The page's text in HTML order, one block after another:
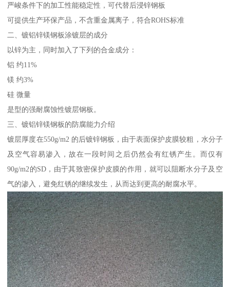
严峻条件下的加工性能稳定性，可代替后浸锌钢板
可提供生产环保产品，不含重金属离子，符合ROHS标准
二、镀铝锌镁钢板涂镀层的成分
以锌为主，同时加入了下列的合金成分：
铝 约11%
镁 约3%
硅 微量
是型的强耐腐蚀性镀层钢板。
三、镀铝锌镁钢板的防腐能力介绍
镀层厚度在550g/m2 的后镀锌钢板，由于表面保护皮膜较粗，水分子
及空气容易渗入，故在一段时间之后仍然会有红锈产生。而仅有
90g/m2的SD，由于其致密保护皮膜的作用，就可以阻断水分子及空
气的渗入，避免红锈的继续发生，从而达到更高的耐腐水平。